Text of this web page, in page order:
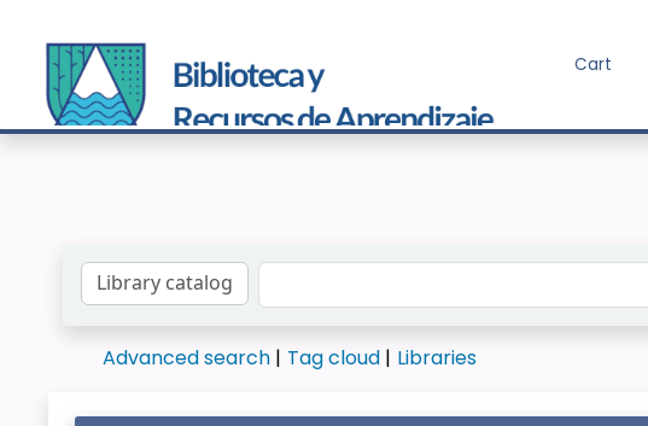
Cart
Search the catalog by:
Advanced search Tag cloud Libraries